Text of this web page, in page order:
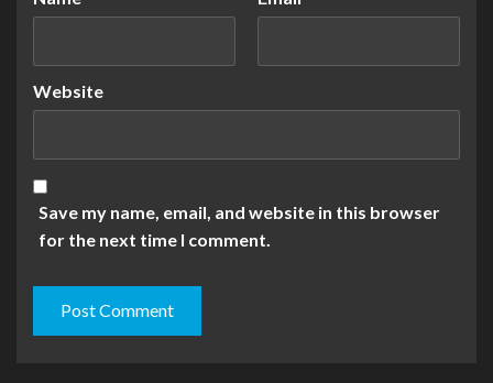
Website
Save my name, email, and website in this browser
for the next time I comment.